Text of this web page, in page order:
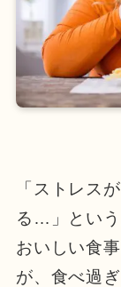
「ストレス
る…」という
おいしい食
が、食べ過